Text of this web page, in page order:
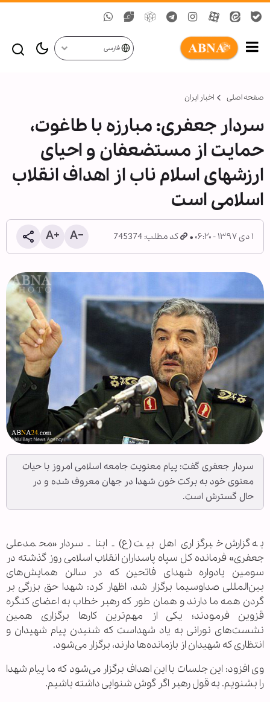
فارسی
صفحه اصلی اخبار ایران
سردار جعفری: مبارزه با طاغوت،
حمایت از مستضعفان و احیای
ارزش‎های اسلام ناب از اهداف انقلاب
اسلامی است
۱ دی ۱۳۹۷ - ۰۶:۲۰ کد مطلب: 745374
سردار جعفری گفت: پیام معنویت جامعه اسلامی امروز با حیات
معنوی خود به برکت خون شهدا در جهان معروف شده و در
حال گسترش است.
به گزارش خبرگزاری اهل بیت (ع) ـ ابنا ـ سردار «محمدعلی
جعفری» فرمانده کل سپاه پاسداران انقلاب اسلامی روز گذشته در
سومین یادواره شهدای فاتحین که در سالن همایش‌های
بین‌المللی صداوسیما برگزار شد، اظهار کرد: شهدا حق بزرگی بر
گردن همه ما دارند و همان طور که رهبر خطاب به اعضای کنگره
قزوین فرمودند؛ یکی از مهم‌ترین کار‌ها برگزاری همین
نشست‌های نورانی به یاد شهداست که شنیدن پیام شهیدان و
انتظاری که شهیدان از بازمانده‌ها دارند، برگزار می‌شود.
وی افزود: این جلسات با این اهداف برگزار می‌شود که ما پیام شهدا
را بشنویم. به قول رهبر اگر گوش شنوایی داشته باشیم.